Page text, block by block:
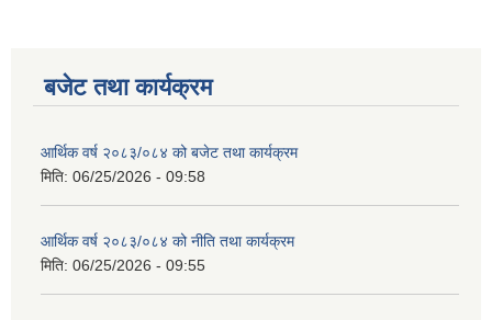
बजेट तथा कार्यक्रम
आर्थिक वर्ष २०८३/०८४ को बजेट तथा कार्यक्रम
मिति: 06/25/2026 - 09:58
आर्थिक वर्ष २०८३/०८४ को नीति तथा कार्यक्रम
मिति: 06/25/2026 - 09:55